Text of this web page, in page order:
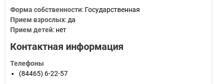
Форма собственности: Государственная
Прием взрослых: да
Прием детей: нет
Контактная информация
Телефоны
(84465) 6-22-57